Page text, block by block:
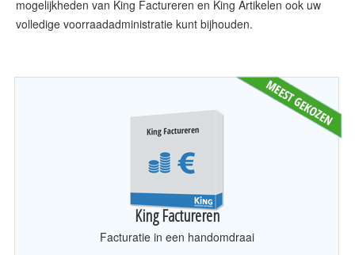
mogelijkheden van King Factureren en King Artikelen ook uw
volledige voorraadadministratie kunt bijhouden.
King Factureren
Facturatie in een handomdraai